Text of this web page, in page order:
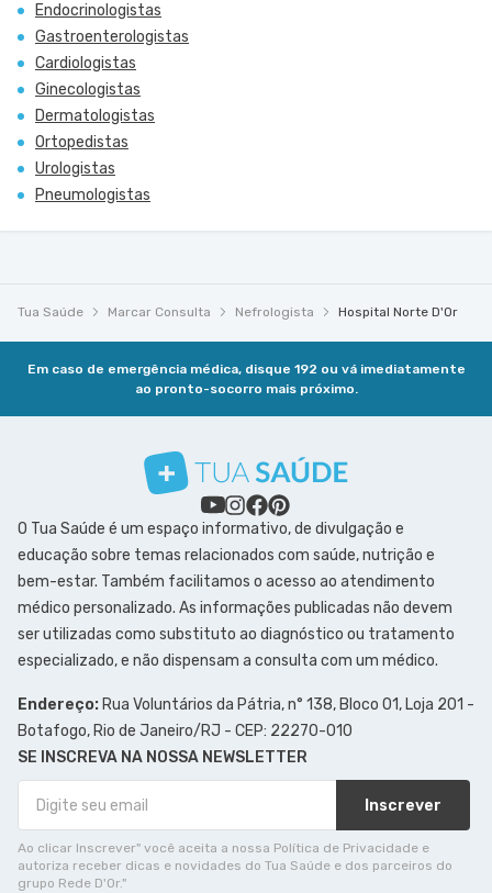
Endocrinologistas
Gastroenterologistas
Cardiologistas
Ginecologistas
Dermatologistas
Ortopedistas
Urologistas
Pneumologistas
Tua Saúde Marcar Consulta Nefrologista Hospital Norte D'Or
Em caso de emergência médica, disque 192 ou vá imediatamente
ao pronto-socorro mais próximo.
O Tua Saúde é um espaço informativo, de divulgação e
educação sobre temas relacionados com saúde, nutrição e
bem-estar. Também facilitamos o acesso ao atendimento
médico personalizado. As informações publicadas não devem
ser utilizadas como substituto ao diagnóstico ou tratamento
especializado, e não dispensam a consulta com um médico.
Endereço: Rua Voluntários da Pátria, n° 138, Bloco 01, Loja 201 -
Botafogo, Rio de Janeiro/RJ - CEP: 22270-010
SE INSCREVA NA NOSSA NEWSLETTER
Inscrever
Ao clicar Inscrever" você aceita a nossa Política de Privacidade e
autoriza receber dicas e novidades do Tua Saúde e dos parceiros do
grupo Rede D'Or."